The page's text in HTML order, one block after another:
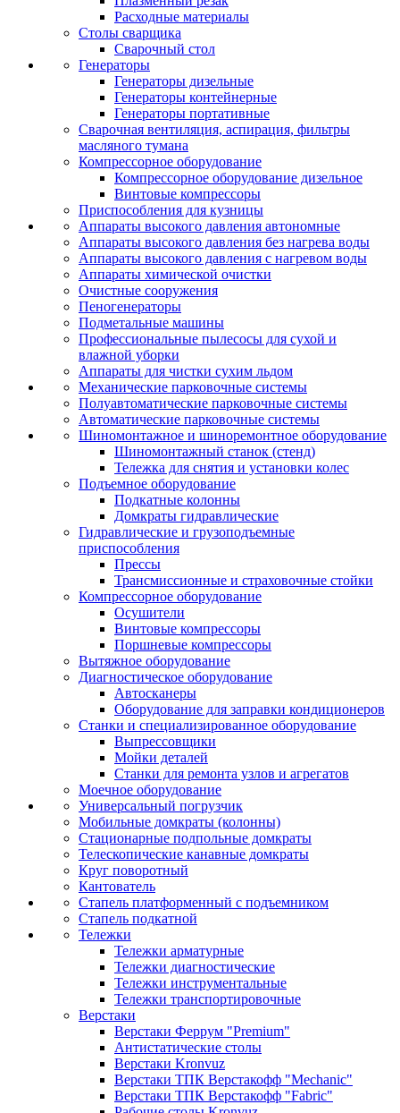
Расходные материалы
Столы сварщика
Сварочный стол
Генераторы
Генераторы дизельные
Генераторы контейнерные
Генераторы портативные
Сварочная вентиляция, аспирация, фильтры
масляного тумана
Компрессорное оборудование
Компрессорное оборудование дизельное
Винтовые компрессоры
Приспособления для кузницы
Аппараты высокого давления автономные
Аппараты высокого давления без нагрева воды
Аппараты высокого давления с нагревом воды
Аппараты химической очистки
Очистные сооружения
Пеногенераторы
Подметальные машины
Профессиональные пылесосы для сухой и
влажной уборки
Аппараты для чистки сухим льдом
Механические парковочные системы
Полуавтоматические парковочные системы
Автоматические парковочные системы
Шиномонтажное и шиноремонтное оборудование
Шиномонтажный станок (стенд)
Тележка для снятия и установки колес
Подъемное оборудование
Подкатные колонны
Домкраты гидравлические
Гидравлические и грузоподъемные
приспособления
Прессы
Трансмиссионные и страховочные стойки
Компрессорное оборудование
Осушители
Винтовые компрессоры
Поршневые компрессоры
Вытяжное оборудование
Диагностическое оборудование
Автосканеры
Оборудование для заправки кондиционеров
Станки и специализированное оборудование
Выпрессовщики
Мойки деталей
Станки для ремонта узлов и агрегатов
Моечное оборудование
Универсальный погрузчик
Мобильные домкраты (колонны)
Стационарные подпольные домкраты
Телескопические канавные домкраты
Круг поворотный
Кантователь
Стапель платформенный с подъемником
Стапель подкатной
Тележки
Тележки арматурные
Тележки диагностические
Тележки инструментальные
Тележки транспортировочные
Верстаки
Верстаки Феррум "Premium"
Антистатические столы
Верстаки Kronvuz
Верстаки ТПК Верстакофф "Mechanic"
Верстаки ТПК Верстакофф "Fabric"